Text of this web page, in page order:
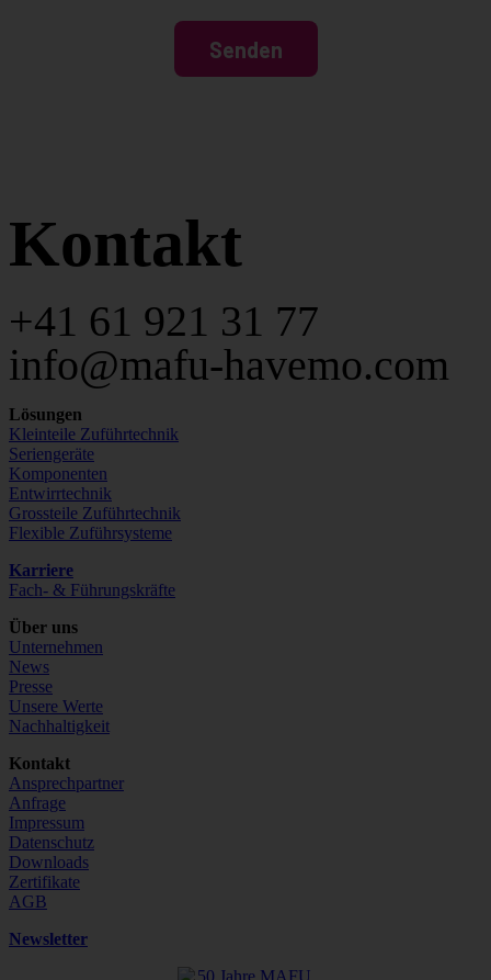
Kontakt
+41 61 921 31 77
info@mafu-havemo.com
Lösungen
Kleinteile Zuführtechnik
Seriengeräte
Komponenten
Entwirrtechnik
Grossteile Zuführtechnik
Flexible Zuführsysteme
Karriere
Fach- & Führungskräfte
Über uns
Unternehmen
News
Presse
Unsere Werte
Nachhaltigkeit
Kontakt
Ansprechpartner
Anfrage
Impressum
Datenschutz
Downloads
Zertifikate
AGB
Newsletter